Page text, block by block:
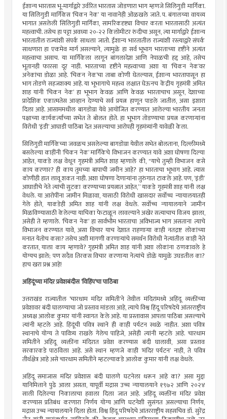
ईशान्य भारतास भू-मार्गाद्वारे उर्वरित भारतास जोडणारा भाग म्हणजे सिलिगुडी मार्गिका.
या सिलिगुडी मार्गिकेस ‘चिकन नेक’ या नावानेही ओळखले जाते. प. बंगालच्या वायव्य
भागात असलेली सिलिगुडी मार्गिका, सामरिकदृष्ट्या विचार करता भारतासाठी अत्यंत
महत्त्वाची. तसेच हा पट्टा अवघ्या २०-२२ किलोमीटर रुंदीचा असून, त्या मार्गाद्वारे ईशान्य
भारतातील राज्यांशी संपर्क साधला जातो. ईशान्य भारतातील राज्यांशी रस्त्याद्वारे संपर्क
साधणारा हा एकमेव मार्ग असल्याने, त्यामुळे हा सर्व भूभाग भारताच्या दृष्टीने अत्यंत
महत्त्वाचा असाच. या मार्गिकेला लागून बांगलादेश आणि नेपाळची हद्द आहे, तसेच
भूतानही फारसा दूर नाही. भारताच्या दृष्टीने महत्त्वाच्या अशा या ‘चिकन नेक’वर
अनेकांचा डोळा आहे. ‘चिकन नेक’चा ताबा कोणी घेतल्यास, ईशान्य भारतापासून हा
भाग तोडणे सहजशक्य आहे. या भूभागाचे महत्त्व लक्षात घेऊनच केंद्रीय गृहमंत्री अमित
शाह यांनी ‘चिकन नेक’ हा भूभाग केवळ आणि केवळ भारताचाच असून, देशाच्या
प्रादेशिक एकात्मतेस आव्हान देण्याचे सर्व प्रयत्न हाणून पाडले जातील, असा इशारा
दिला आहे. आसाममधील बागडोग्रा येथे आयोजित करण्यात आलेल्या भारतीय जनता
पक्षाच्या कार्यकर्त्यांच्या सभेत ते बोलत होते. हा भूभाग तोडण्याचा प्रयत्न करणार्‍यांना
विरोधी ‘इंडी’ आघाडी पाठिंबा देत असल्याचा आरोपही गृहमंत्र्यांनी यावेळी केला.
सिलिगुडी मार्गिकेच्या जवळच असलेल्या बागडोग्रा येथील सभेत बोलताना, दिल्लीमध्ये
बसलेल्या काहींनी ‘चिकन नेक’ मार्गिकेचे विभाजन करण्यात यावे अशा घोषणा दिल्या
आहेत, याकडे लक्ष वेधून गृहमंत्री अमित शाह म्हणाले की, "याचे तुम्ही विभाजन कसे
काय करणार? ही काय तुमच्या बापाची जमीन आहे? हा भारताचा भूभाग आहे. त्यास
कोणीही हात लावू शकत नाही. अशा घोषणा देणार्‍यांना तुरुंगात टाकले आहे. पण, ‘इंडी’
आघाडीचे नेते त्यांची सुटका करण्याच्या प्रयत्नात आहेत,” याकडे गृहमंत्री शाह यांनी लक्ष
वेधले. या आरोपींना जामीन मिळावा, यासाठी विरोधी खासदार सर्वोच्च न्यायालयातही
गेले होते, याकडेही अमित शाह यांनी लक्ष वेधले. सर्वोच्च न्यायालयाने जामीन
मिळविण्यासाठी केलेल्या याचिका फेटाळून लावल्याने अखेर सत्याचाच विजय झाला,
असेही ते म्हणाले. ‘चिकन नेक’ हा सार्वभौम भारताचा अविभाज्य भाग असताना त्याचे
विभाजन करण्यात यावे, असा विचार याच देशात राहणार्‍या काही नतद्रष्ट लोकांच्या
मनात येतोच कसा? तसेच अशी मागणी करणार्‍यांचे समर्थन विरोधी नेत्यांतील काही नेते
करतात, याला काय म्हणावे? गृहमंत्री अमित शाह यांनी अशा लोकांना ठणकावले हे
योग्यच झाले; पण सदैव तिरकस विचार करणार्‍या नेत्यांचे डोळे यामुळे उघडतील का?
हाच खरा प्रश्न आहे!
अहिंदूंच्या मंदिर प्रवेशबंदीस ‘विहिंप’चा पाठिंबा
उत्तराखंड राज्यातील ‘चारधाम मंदिर समिती’ने तेथील मंदिरांमध्ये अहिंदू व्यक्तींच्या
प्रवेशावर बंदी घालण्याचा जो प्रस्ताव मांडला आहे, त्याचे विश्व हिंदू परिषदेचे आंतरराष्ट्रीय
अध्यक्ष आलोक कुमार यांनी स्वागत केले आहे. या प्रस्तावास आपला पाठिंबा असल्याचे
त्यांनी म्हटले आहे. हिंदूंची पवित्र स्थाने ही काही पर्यटन स्थळे नाहीत. अशा पवित्र
स्थानाचे योग्य ते पावित्र्य राखले गेलेच पाहिजे, असेही त्यांनी म्हटले आहे. चारधाम
समितीने अहिंदू व्यक्तींना मंदिरात प्रवेश करण्यास बंदी घालावी, असा प्रस्ताव
सरकारकडे पाठविला आहे. असे स्थान म्हणजे काही ‘मंदिर पर्यटन’ नाही, ते पवित्र
तीर्थक्षेत्र आहे असे चारधाम समितीने म्हटल्याकडे आलोक कुमार यांनी लक्ष वेधले.
अहिंदू समाजास मंदिर प्रवेशास बंदी घालणे घटनेला धरून आहे का? असा मुद्दा
यानिमित्ताने पुढे आला असता, यापूर्वी मद्रास उच्च न्यायालयाने १९७२ आणि २०२४
साली दिलेल्या निकालाचा हवाला दिला जात आहे. अहिंदू व्यक्तींना मंदिर प्रवेश
करण्यास प्रतिबंध करणारा निर्णय योग्य आणि घटनेशी सुसंगत असल्याचा निर्णय,
मद्रास उच्च न्यायालयाने दिला होता. विश्व हिंदू परिषदेचे आंतरराष्ट्रीय सहसचिव डॉ. सुरेंद्र